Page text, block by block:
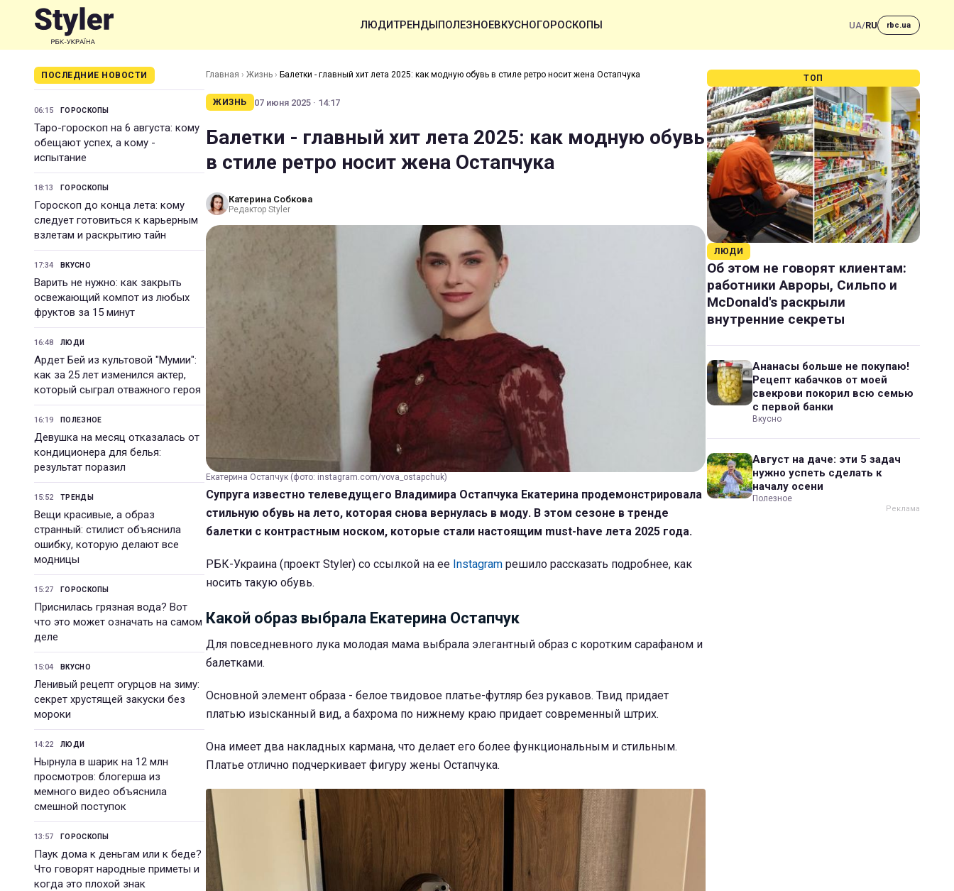
ЛЮДИТРЕНДЫПОЛЕЗНОЕВКУСНОГОРОСКОПЫ UA/RU rbc.ua
ПОСЛЕДНИЕ НОВОСТИ
06:15 ГОРОСКОПЫ
Таро-гороскоп на 6 августа: кому
обещают успех, а кому -
испытание
18:13 ГОРОСКОПЫ
Гороскоп до конца лета: кому
следует готовиться к карьерным
взлетам и раскрытию тайн
17:34 ВКУСНО
Варить не нужно: как закрыть
освежающий компот из любых
фруктов за 15 минут
16:48 ЛЮДИ
Ардет Бей из культовой "Мумии":
как за 25 лет изменился актер,
который сыграл отважного героя
16:19 ПОЛЕЗНОЕ
Девушка на месяц отказалась от
кондиционера для белья:
результат поразил
15:52 ТРЕНДЫ
Вещи красивые, а образ
странный: стилист объяснила
ошибку, которую делают все
модницы
15:27 ГОРОСКОПЫ
Приснилась грязная вода? Вот
что это может означать на самом
деле
15:04 ВКУСНО
Ленивый рецепт огурцов на зиму:
секрет хрустящей закуски без
мороки
14:22 ЛЮДИ
Нырнула в шарик на 12 млн
просмотров: блогерша из
мемного видео объяснила
смешной поступок
13:57 ГОРОСКОПЫ
Паук дома к деньгам или к беде?
Что говорят народные приметы и
когда это плохой знак
Главная › Жизнь › Балетки - главный хит лета 2025: как модную обувь в стиле ретро носит жена Остапчука
ЖИЗНЬ 07 июня 2025 · 14:17
Балетки - главный хит лета 2025: как модную обувь
в стиле ретро носит жена Остапчука
Катерина Собкова
Редактор Styler
Екатерина Остапчук (фото: instagram.com/vova_ostapchuk)
Супруга известно телеведущего Владимира Остапчука Екатерина продемонстрировала
стильную обувь на лето, которая снова вернулась в моду. В этом сезоне в тренде
балетки с контрастным носком, которые стали настоящим must-have лета 2025 года.
РБК-Украина (проект Styler) со ссылкой на ее Instagram решило рассказать подробнее, как
носить такую обувь.
Какой образ выбрала Екатерина Остапчук
Для повседневного лука молодая мама выбрала элегантный образ с коротким сарафаном и
балетками.
Основной элемент образа - белое твидовое платье-футляр без рукавов. Твид придает
платью изысканный вид, а бахрома по нижнему краю придает современный штрих.
Она имеет два накладных кармана, что делает его более функциональным и стильным.
Платье отлично подчеркивает фигуру жены Остапчука.
ТОП
ЛЮДИ
Об этом не говорят клиентам:
работники Авроры, Сильпо и
McDonald's раскрыли
внутренние секреты
Ананасы больше не покупаю!
Рецепт кабачков от моей
свекрови покорил всю семью
с первой банки
Вкусно
Август на даче: эти 5 задач
нужно успеть сделать к
началу осени
Полезное